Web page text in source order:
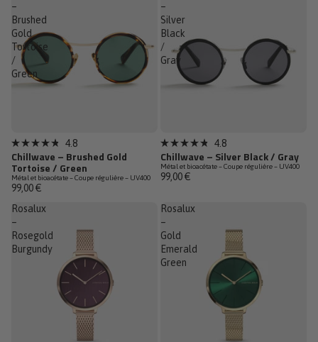
–
Brushed
Gold
Tortoise
/
Green
Top Vente
Noté
4.8
sur
5
étoiles
4.8
Chillwave – Brushed Gold
Tortoise / Green
Métal et bioacétate – Coupe régulière – UV400
99,00 €
–
Silver
Black
/
Gray
Top Vente
Noté
4.8
sur
5
4.8
Chillwave – Silver Black / Gray
Métal et bioacétate – Coupe régulière – UV400
99,00 €
Rosalux
–
Rosegold
Burgundy
Rosalux
–
Gold
Emerald
Green